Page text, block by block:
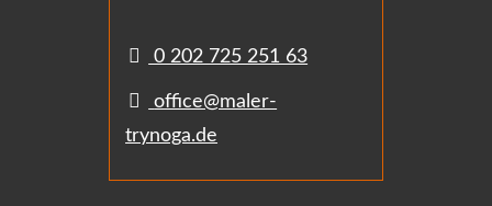
0 202 725 251 63
office@maler-
trynoga.de